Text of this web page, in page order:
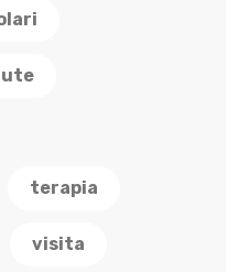
terapia
visita